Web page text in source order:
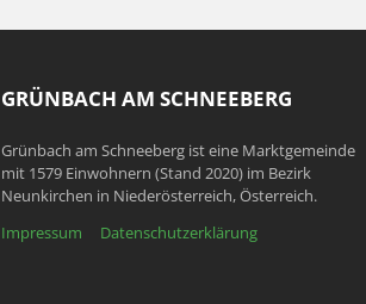
GRÜNBACH AM SCHNEEBERG
Grünbach am Schneeberg ist eine Marktgemeinde
mit 1579 Einwohnern (Stand 2020) im Bezirk
Neunkirchen in Niederösterreich, Österreich.
Impressum
Datenschutzerklärung